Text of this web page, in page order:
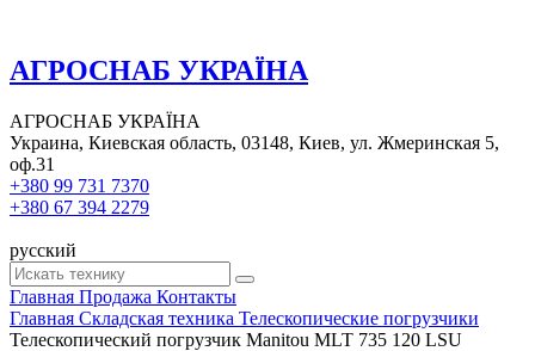
АГРОСНАБ УКРАЇНА
АГРОСНАБ УКРАЇНА
Украина, Киевская область, 03148, Киев, ул. Жмеринская 5,
оф.31
+380 99 731 7370
+380 67 394 2279
русский
Главная Продажа Контакты
Главная Складская техника Телескопические погрузчики
Телескопический погрузчик Manitou MLT 735 120 LSU